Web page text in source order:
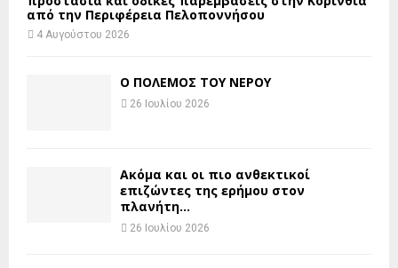
από την Περιφέρεια Πελοποννήσου
4 Αυγούστου 2026
Ο ΠΟΛΕΜΟΣ ΤΟΥ ΝΕΡΟΥ
26 Ιουλίου 2026
Ακόμα και οι πιο ανθεκτικοί
επιζώντες της ερήμου στον
πλανήτη...
26 Ιουλίου 2026